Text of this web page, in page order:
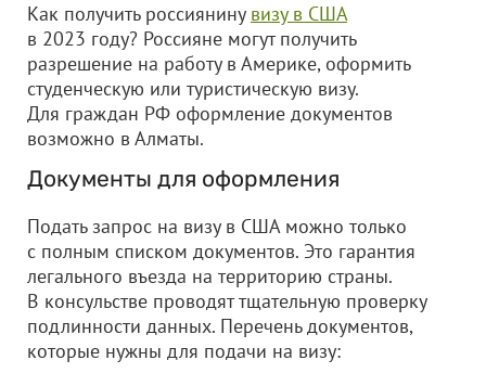
Как получить россиянину визу в США
в 2023 году? Россияне могут получить
разрешение на работу в Америке, оформить
студенческую или туристическую визу.
Для граждан РФ оформление документов
возможно в Алматы.
Документы для оформления
Подать запрос на визу в США можно только
с полным списком документов. Это гарантия
легального въезда на территорию страны.
В консульстве проводят тщательную проверку
подлинности данных. Перечень документов,
которые нужны для подачи на визу: